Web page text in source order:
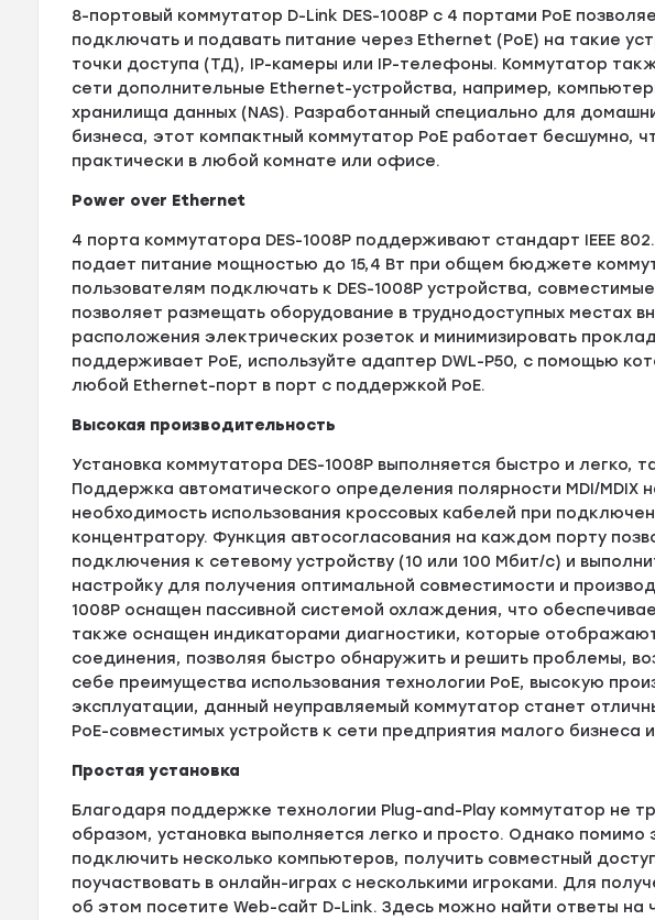
8-портовый коммутатор D-Link DES-1008P с 4 портами PoE
подключать и подавать питание через Ethernet (PoE) на такие
точки доступа (ТД), IP-камеры или IP-телефоны. Коммутатор
сети дополнительные Ethernet-устройства, например,
хранилища данных (NAS). Разработанный специально для
бизнеса, этот компактный коммутатор РоЕ работает бесшумно,
практически в любой комнате или офисе.
Power over Ethernet
4 порта коммутатора DES-1008P поддерживают стандарт IEEE
подает питание мощностью до 15,4 Вт при общем бюджете
пользователям подключать к DES-1008P устройства,
позволяет размещать оборудование в труднодоступных местах
расположения электрических розеток и минимизировать
поддерживает PoE, используйте адаптер DWL-P50, с помощью
любой Ethernet-порт в порт с поддержкой PoE.
Высокая производительность
Установка коммутатора DES-1008P выполняется быстро и легко,
Поддержка автоматического определения полярности MDI/MDIX
необходимость использования кроссовых кабелей при
концентратору. Функция автосогласования на каждом порту
подключения к сетевому устройству (10 или 100 Мбит/с) и
настройку для получения оптимальной совместимости и
1008P оснащен пассивной системой охлаждения, что
также оснащен индикаторами диагностики, которые
соединения, позволяя быстро обнаружить и решить проблемы,
себе преимущества использования технологии PoE, высокую
эксплуатации, данный неуправляемый коммутатор станет
PoE-совместимых устройств к сети предприятия малого бизнеса
Простая установка
Благодаря поддержке технологии Plug-and-Play коммутатор не
образом, установка выполняется легко и просто. Однако помимо
подключить несколько компьютеров, получить совместный
поучаствовать в онлайн-играх с несколькими игроками. Для
об этом посетите Web-сайт D-Link. Здесь можно найти ответы